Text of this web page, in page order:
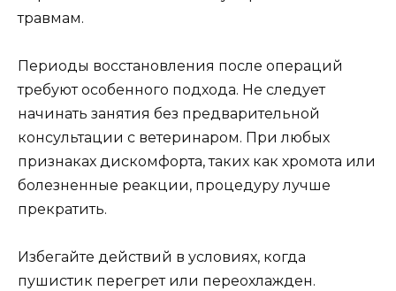
травмам.
Периоды восстановления после операций
требуют особенного подхода. Не следует
начинать занятия без предварительной
консультации с ветеринаром. При любых
признаках дискомфорта, таких как хромота или
болезненные реакции, процедуру лучше
прекратить.
Избегайте действий в условиях, когда
пушистик перегрет или переохлажден.